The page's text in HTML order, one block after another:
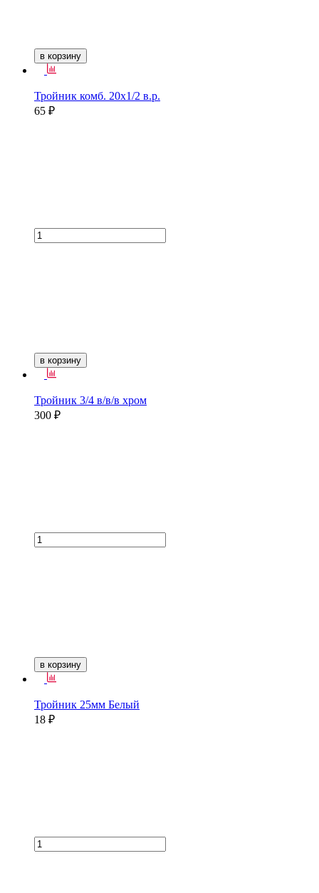
в корзину
Тройник комб. 20х1/2 в.р.
65 ₽
в корзину
Тройник 3/4 в/в/в хром
300 ₽
в корзину
Тройник 25мм Белый
18 ₽